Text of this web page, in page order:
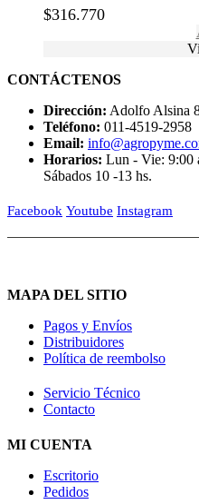
$316.770
CONTÁCTENOS
Dirección: Adolfo Alsina
Teléfono: 011-4519-2958
Email:
Horarios: Lun - Vie: 9:00
Sábados 10 -13 hs.
Facebook Youtube Instagram
MAPA DEL SITIO
Pagos y Envíos
Distribuidores
Política de reembolso
Servicio Técnico
Contacto
MI CUENTA
Escritorio
Pedidos